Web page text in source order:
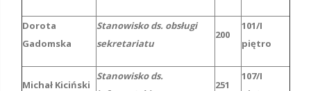
Dorota
Gadomska
Stanowisko ds. obsługi
sekretariatu
200
101/I
piętro
Michał Kiciński
Stanowisko ds.
251
107/I